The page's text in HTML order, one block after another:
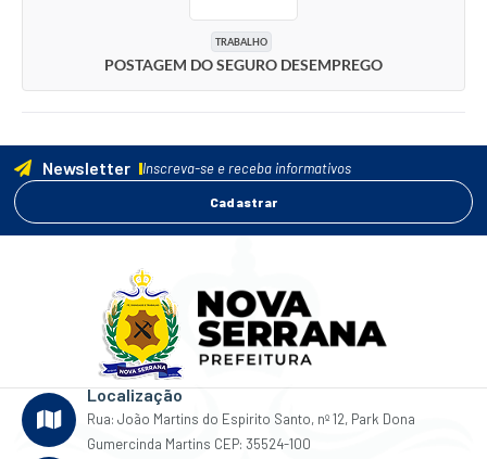
TRABALHO
POSTAGEM DO SEGURO DESEMPREGO
Newsletter Inscreva-se e receba informativos
Cadastrar
Localização
Rua: João Martins do Espirito Santo, nº 12, Park Dona
Gumercinda Martins CEP: 35524-100